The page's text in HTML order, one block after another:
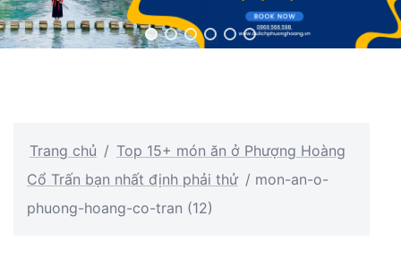
Trang chủ / Top 15+ món ăn ở Phượng Hoàng
Cổ Trấn bạn nhất định phải thử / mon-an-o-
phuong-hoang-co-tran (12)